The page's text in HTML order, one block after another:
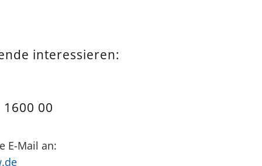
interessieren:
1600 00
E-Mail an: